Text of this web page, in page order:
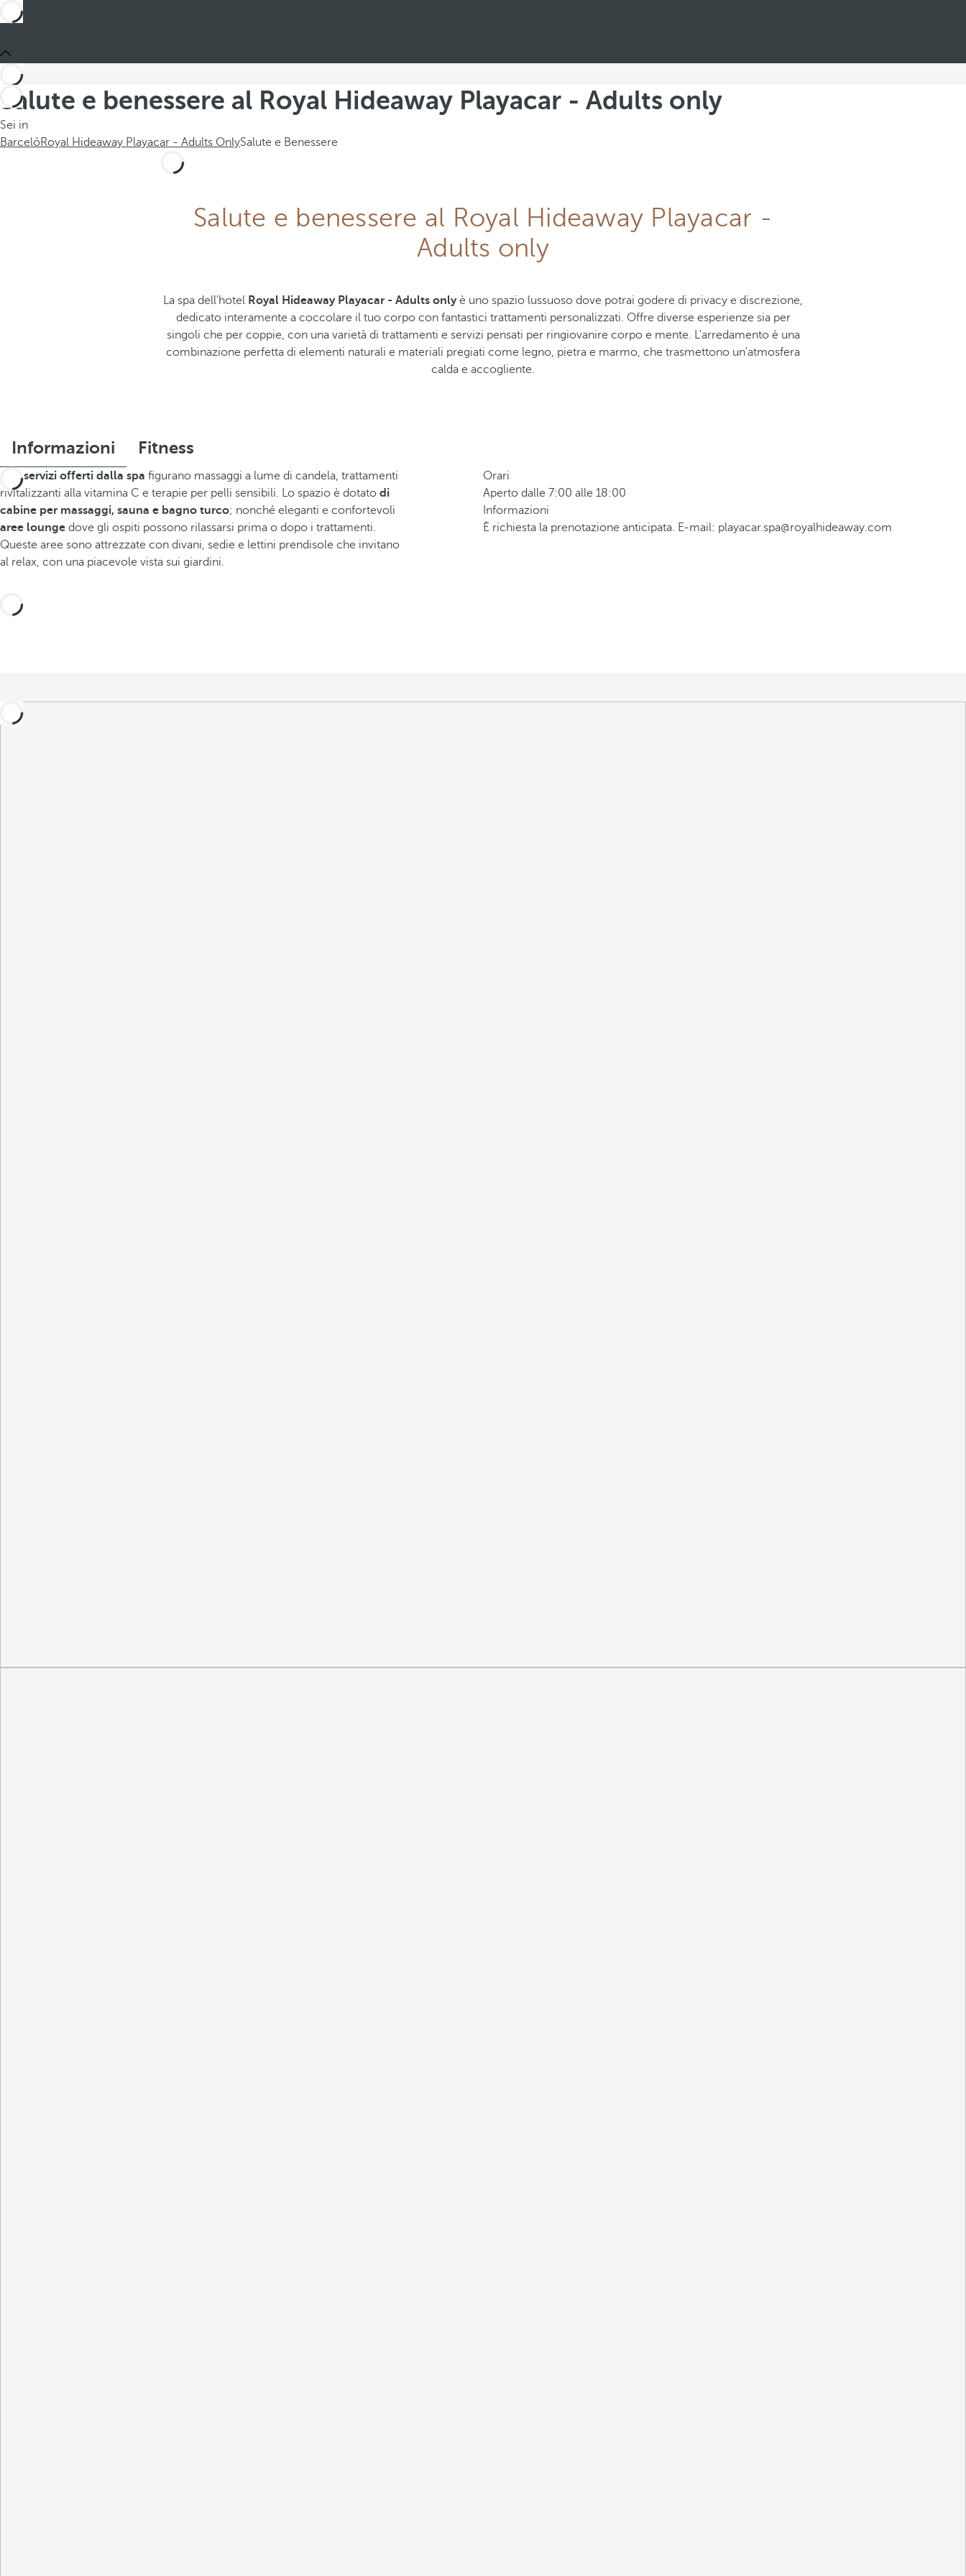
Salute e benessere al Royal Hideaway Playacar - Adults only
Sei in
BarcelóRoyal Hideaway Playacar - Adults OnlySalute e Benessere
Salute e benessere al Royal Hideaway Playacar -
Adults only
La spa dell'hotel Royal Hideaway Playacar - Adults onlyè uno spazio lussuoso dove potrai godere di privacy e discrezione,
dedicato interamente a coccolare il tuo corpo con fantastici trattamenti personalizzati. Offre diverse esperienze sia per
singoli che per coppie, con una varietà di trattamenti e servizi pensati per ringiovanire corpo e mente. L'arredamento è una
combinazione perfetta di elementi naturali e materiali pregiati come legno, pietra e marmo, che trasmettono un'atmosfera
calda e accogliente.
Informazioni Fitness
Tra iservizi offerti dalla spa figurano massaggi a lume di candela, trattamenti
rivitalizzanti alla vitamina C e terapie per pelli sensibili. Lo spazio è dotato di
cabine per massaggi, sauna e bagno turco; nonché eleganti e confortevoli
aree lounge dove gli ospiti possono rilassarsi prima o dopo i trattamenti.
Queste aree sono attrezzate con divani, sedie e lettini prendisole che invitano
al relax, con una piacevole vista sui giardini.
Orari
Aperto dalle 7:00 alle 18:00
Informazioni
È richiesta la prenotazione anticipata. E-mail: playacar.spa@royalhideaway.com